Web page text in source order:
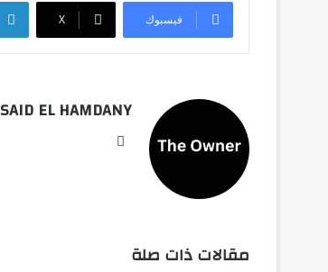
فيسبوك ‫X
SAID EL HAMDANY
مقالات ذات صلة